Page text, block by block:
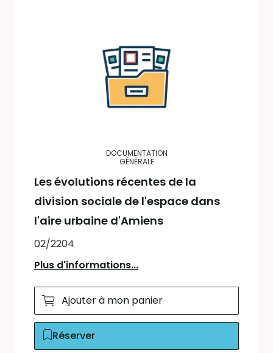
DOCUMENTATION
GÉNÉRALE
Les évolutions récentes de la
division sociale de l'espace dans
l'aire urbaine d'Amiens
02/2204
Plus d'informations...
Ajouter à mon panier
Réserver